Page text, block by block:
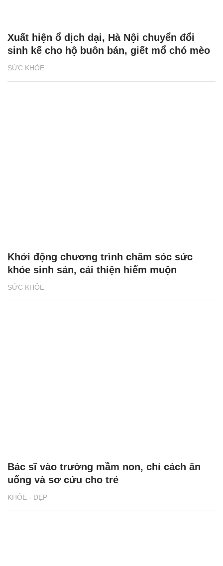
SỨC KHỎE
Xuất hiện ổ dịch dại, Hà Nội chuyển đổi
sinh kế cho hộ buôn bán, giết mổ chó mèo
SỨC KHỎE
Khởi động chương trình chăm sóc sức
khỏe sinh sản, cải thiện hiếm muộn
KHỎE - ĐẸP
Bác sĩ vào trường mầm non, chỉ cách ăn
uống và sơ cứu cho trẻ